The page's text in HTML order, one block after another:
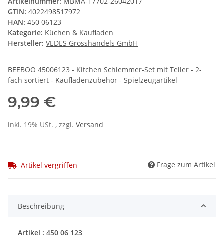
GTIN: 4022498517972
HAN: 450 06123
Kategorie: Küchen & Kaufladen
Hersteller: VEDES Grosshandels GmbH
BEEBOO 45006123 - Kitchen Schlemmer-Set mit Teller - 2-
fach sortiert - Kaufladenzubehör - Spielzeugartikel
9,99 €
inkl. 19% USt. , zzgl. Versand
Artikel vergriffen Frage zum Artikel
Beschreibung
Artikel : 450 06 123